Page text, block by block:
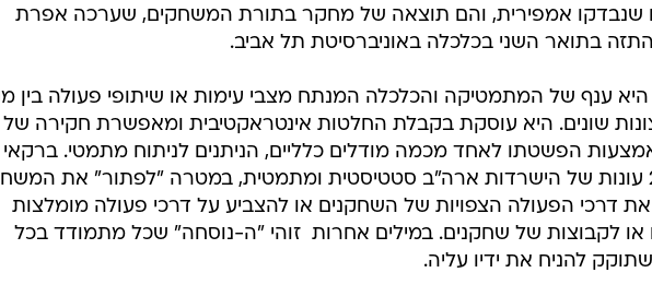
שנבדקו אמפירית, והם תוצאה של מחקר בתורת המשחקים, שערכה אפרת
בתואר השני בכלכלה באוניברסיטת תל אביב.
ענף של המתמטיקה והכלכלה המנתח מצבי עימות או שיתופי פעולה בין
שונים. היא עוסקת בקבלת החלטות אינטראקטיבית ומאפשרת חקירה של
הפשטתו לאחד מכמה מודלים כלליים, הניתנים לניתוח מתמטי. ברקאי
ניתחה יותר מ-21 עונות של הישרדות ארה"ב סטטיסטית ומתמטית, במטרה "לפתור" את
את דרכי הפעולה הצפויות של השחקנים או להצביע על דרכי פעולה מומלצות
או לקבוצות של שחקנים. במילים אחרות  זוהי "ה-נוסחה" שכל מתמודד בכל
להניח את ידיו עליה.